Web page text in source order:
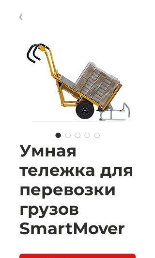
Умная
тележка для
перевозки
грузов
SmartMover